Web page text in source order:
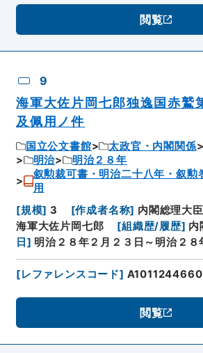
閲覧
9
海軍大佐片岡七郎独逸国赤鷲
及佩用ノ件
国立公文書館 太政官・内閣関係
明治
明治２８年
叙勲裁可書・明治二十八年・叙勲
用
[規模] 3 [作成者名称] 内閣総理大
海軍大佐片岡七郎
[組織歴/履歴] 内
日 ] 明治２８年２月２３日～明治２８
[レファレンスコード]
閲覧